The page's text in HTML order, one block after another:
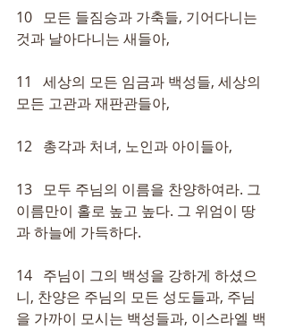
10   모든 들짐승과 가축들, 기어다니는
것과 날아다니는 새들아,
11   세상의 모든 임금과 백성들, 세상의
모든 고관과 재판관들아,
12   총각과 처녀, 노인과 아이들아,
13   모두 주님의 이름을 찬양하여라. 그
이름만이 홀로 높고 높다. 그 위엄이 땅
과 하늘에 가득하다.
14   주님이 그의 백성을 강하게 하셨으
니, 찬양은 주님의 모든 성도들과, 주님
을 가까이 모시는 백성들과, 이스라엘 백